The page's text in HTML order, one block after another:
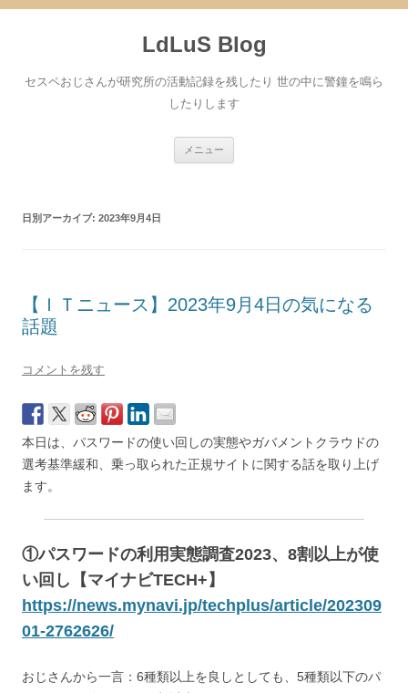
へ
ス
LdLuS Blog
セスペおじさんが研究所の活動記録を残したり 世の中に警鐘を鳴ら
したりします
メニュー
日別アーカイブ: 2023年9月4日
【ＩＴニュース】2023年9月4日の気になる
話題
コメントを残す
本日は、パスワードの使い回しの実態やガバメントクラウドの
選考基準緩和、乗っ取られた正規サイトに関する話を取り上げ
ます。
①パスワードの利用実態調査2023、8割以上が使
い回し【マイナビTECH+】
https://news.mynavi.jp/techplus/article/202309
01-2762626/
おじさんから一言：6種類以上を良しとしても、5種類以下のパ